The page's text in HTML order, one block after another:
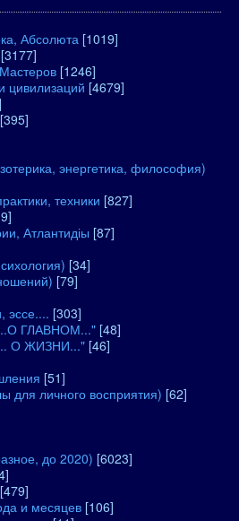
Абсолюта [1019]
[3177]
[1246]
цивилизаций [4679]
[395]
энергетика, философия)
техники [827]
Атлантидіы [87]
[34]
[79]
эссе.... [303]
ГЛАВНОМ..." [48]
О ЖИЗНИ..." [46]
[51]
для личного восприятия) [62]
до 2020) [6023]
[479]
и месяцев [106]